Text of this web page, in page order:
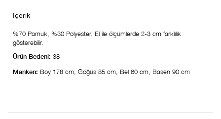
%70 Pamuk, %30 Polyester. El ile ölçümlerde 2-3 cm farklılık
gösterebilir.
Ürün Bedeni: 38
Manken: Boy 178 cm, Göğüs 85 cm, Bel 60 cm, Basen 90 cm